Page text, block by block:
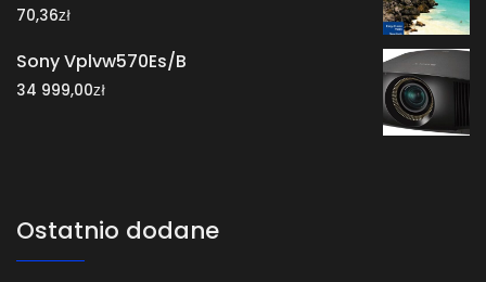
70,36zł
Sony Vplvw570Es/B
34 999,00zł
Ostatnio dodane